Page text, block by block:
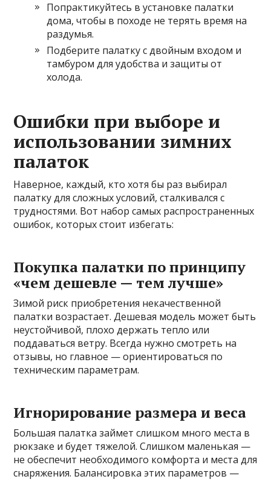
Попрактикуйтесь в установке палатки
дома, чтобы в походе не терять время на
раздумья.
Подберите палатку с двойным входом и
тамбуром для удобства и защиты от
холода.
Ошибки при выборе и
использовании зимних
палаток
Наверное, каждый, кто хотя бы раз выбирал
палатку для сложных условий, сталкивался с
трудностями. Вот набор самых распространенных
ошибок, которых стоит избегать:
Покупка палатки по принципу
«чем дешевле — тем лучше»
Зимой риск приобретения некачественной
палатки возрастает. Дешевая модель может быть
неустойчивой, плохо держать тепло или
поддаваться ветру. Всегда нужно смотреть на
отзывы, но главное — ориентироваться по
техническим параметрам.
Игнорирование размера и веса
Большая палатка займет слишком много места в
рюкзаке и будет тяжелой. Слишком маленькая —
не обеспечит необходимого комфорта и места для
снаряжения. Балансировка этих параметров —